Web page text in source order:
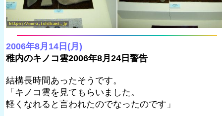
2006年8月14日(月)
稚内のキノコ雲2006年8月24日警告
結構長時間あったそうです。
「キノコ雲を見てもらいました。
軽くなれると言われたのでなったのです」